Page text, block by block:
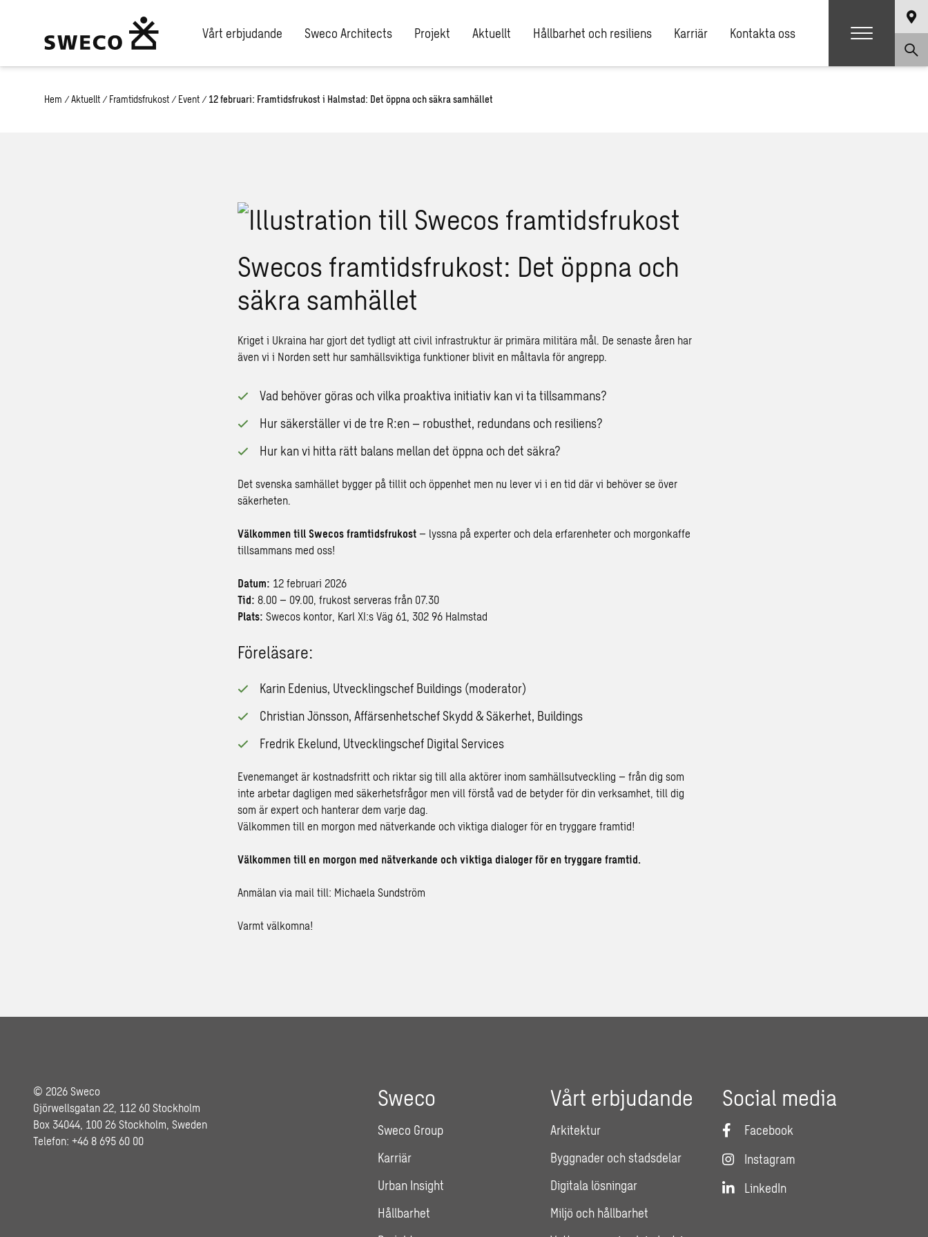
Vårt erbjudande Sweco Architects Projekt Aktuellt Hållbarhet och resiliens Karriär Kontakta oss
Hem / Aktuellt / Framtidsfrukost / Event / 12 februari: Framtidsfrukost i Halmstad: Det öppna och säkra samhället
Swecos framtidsfrukost: Det öppna och
säkra samhället
Kriget i Ukraina har gjort det tydligt att civil infrastruktur är primära militära mål. De senaste åren har
även vi i Norden sett hur samhällsviktiga funktioner blivit en måltavla för angrepp.
Vad behöver göras och vilka proaktiva initiativ kan vi ta tillsammans?
Hur säkerställer vi de tre R:en – robusthet, redundans och resiliens?
Hur kan vi hitta rätt balans mellan det öppna och det säkra?
Det svenska samhället bygger på tillit och öppenhet men nu lever vi i en tid där vi behöver se över
säkerheten.
Välkommen till Swecos framtidsfrukost – lyssna på experter och dela erfarenheter och morgonkaffe
tillsammans med oss!
Datum: 12 februari 2026
Tid: 8.00 – 09.00, frukost serveras från 07.30
Plats: Swecos kontor, Karl XI:s Väg 61, 302 96 Halmstad
Föreläsare:
Karin Edenius, Utvecklingschef Buildings (moderator)
Christian Jönsson, Affärsenhetschef Skydd & Säkerhet, Buildings
Fredrik Ekelund, Utvecklingschef Digital Services
Evenemanget är kostnadsfritt och riktar sig till alla aktörer inom samhällsutveckling – från dig som
inte arbetar dagligen med säkerhetsfrågor men vill förstå vad de betyder för din verksamhet, till dig
som är expert och hanterar dem varje dag.
Välkommen till en morgon med nätverkande och viktiga dialoger för en tryggare framtid!
Välkommen till en morgon med nätverkande och viktiga dialoger för en tryggare framtid.
Anmälan via mail till: Michaela Sundström
Varmt välkomna!
© 2026 Sweco
Gjörwellsgatan 22, 112 60 Stockholm
Box 34044, 100 26 Stockholm, Sweden
Telefon: +46 8 695 60 00
Sweco
Sweco Group
Karriär
Urban Insight
Hållbarhet
Vårt erbjudande
Arkitektur
Byggnader och stadsdelar
Digitala lösningar
Miljö och hållbarhet
Social media
Facebook
Instagram
LinkedIn